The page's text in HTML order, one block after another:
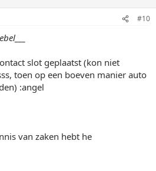
#10
slot geplaatst (kon niet
toen op een boeven manier auto
:angel
van zaken hebt he